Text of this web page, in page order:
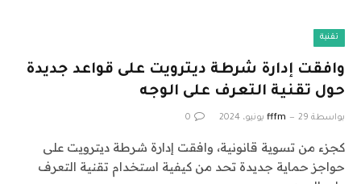
تقنية
وافقت إدارة شرطة ديترويت على قواعد جديدة
حول تقنية التعرف على الوجه
بواسطة fffm 29 يونيو، 2024 0
كجزء من تسوية قانونية، وافقت إدارة شرطة ديترويت على
حواجز حماية جديدة تحد من كيفية استخدام تقنية التعرف